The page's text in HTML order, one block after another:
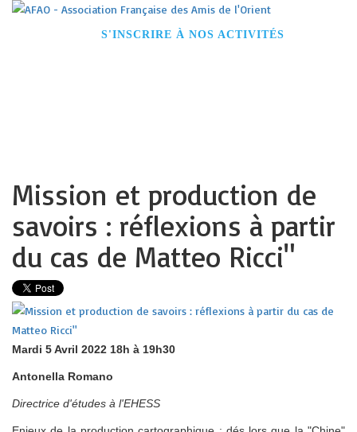
S'INSCRIRE À NOS ACTIVITÉS
Mission et production de
savoirs : réflexions à partir
du cas de Matteo Ricci"
Mardi 5 Avril 2022 18h à 19h30
Antonella Romano
Directrice d'études à l'EHESS